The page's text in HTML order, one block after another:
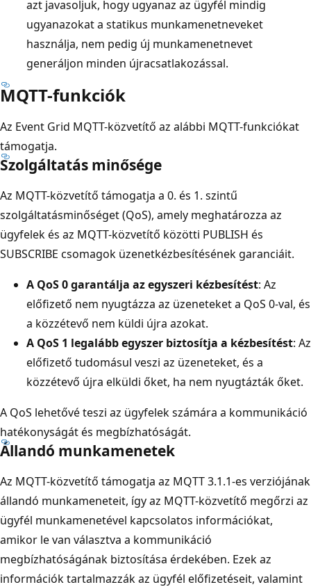
azt javasoljuk, hogy ugyanaz az ügyfél mindig
ugyanazokat a statikus munkamenetneveket
használja, nem pedig új munkamenetnevet
generáljon minden újracsatlakozással.
MQTT-funkciók
Az Event Grid MQTT-közvetítő az alábbi MQTT-funkciókat
támogatja.
Szolgáltatás minősége
Az MQTT-közvetítő támogatja a 0. és 1. szintű
szolgáltatásminőséget (QoS), amely meghatározza az
ügyfelek és az MQTT-közvetítő közötti PUBLISH és
SUBSCRIBE csomagok üzenetkézbesítésének garanciáit.
A QoS 0 garantálja az egyszeri kézbesítést: Az
előfizető nem nyugtázza az üzeneteket a QoS 0-val, és
a közzétevő nem küldi újra azokat.
A QoS 1 legalább egyszer biztosítja a kézbesítést: Az
előfizető tudomásul veszi az üzeneteket, és a
közzétevő újra elküldi őket, ha nem nyugtázták őket.
A QoS lehetővé teszi az ügyfelek számára a kommunikáció
hatékonyságát és megbízhatóságát.
Állandó munkamenetek
Az MQTT-közvetítő támogatja az MQTT 3.1.1-es verziójának
állandó munkameneteit, így az MQTT-közvetítő megőrzi az
ügyfél munkamenetével kapcsolatos információkat,
amikor le van választva a kommunikáció
megbízhatóságának biztosítása érdekében. Ezek az
információk tartalmazzák az ügyfél előfizetéseit, valamint